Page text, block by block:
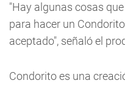
"Hay algunas cosas
para hacer un
aceptado", señaló el
Condorito es una